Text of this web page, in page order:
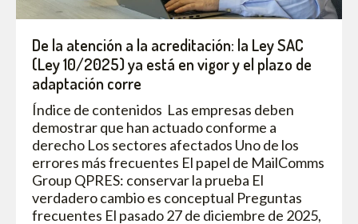
De la atención a la acreditación: la Ley SAC
(Ley 10/2025) ya está en vigor y el plazo de
adaptación corre
Índice de contenidos Las empresas deben
demostrar que han actuado conforme a
derecho Los sectores afectados Uno de los
errores más frecuentes El papel de MailComms
Group QPRES: conservar la prueba El
verdadero cambio es conceptual Preguntas
frecuentes El pasado 27 de diciembre de 2025,